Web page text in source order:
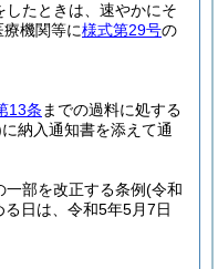
したときは、速やかにそ
機関等に様式第29号の
13条 までの過料に処する
に納入通知書を添えて通
部を改正する条例(令和
る日は、令和5年5月7日